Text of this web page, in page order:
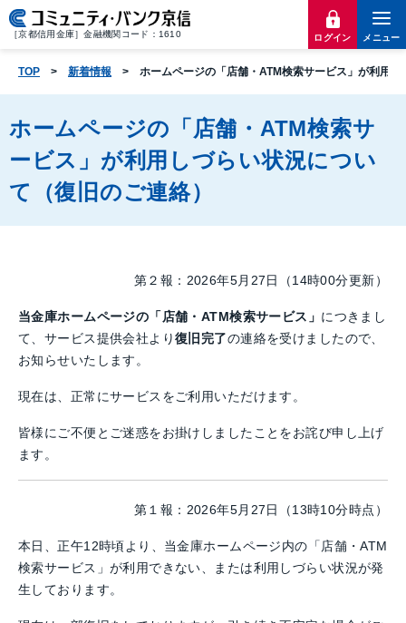
［京都信用金庫］金融機関コード：1610 メニュー
ログイン
TOP 新着情報 ホームページの「店舗・ATM検索サービス」が利用
ホームページの「店舗・ATM検索サ
ービス」が利用しづらい状況につい
て（復旧のご連絡）
第２報：2026年5月27日（14時00分更新）
当金庫ホームページの「店舗・ATM検索サービス」 につきまし
て、サービス提供会社より復旧完了の連絡を受けましたので、
お知らせいたします。
現在は、正常にサービスをご利用いただけます。
皆様にご不便とご迷惑をお掛けしましたことをお詫び申し上げ
ます。
第１報：2026年5月27日（13時10分時点）
本日、正午12時頃より、当金庫ホームページ内の「店舗・ATM
検索サービス」が利用できない、または利用しづらい状況が発
生しております。